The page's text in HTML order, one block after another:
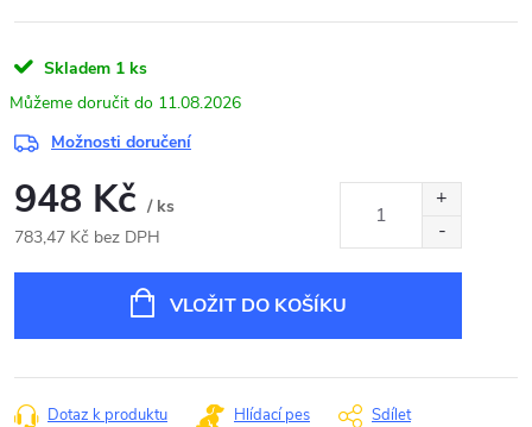
Skladem 1 ks
11.08.2026
Možnosti doručení
948 Kč / ks
783,47 Kč bez DPH
VLOŽIT DO KOŠÍKU
Dotaz k produktu Hlídací pes Sdílet